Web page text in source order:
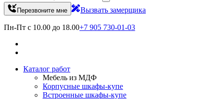
Перезвоните мне Вызвать замерщика
Пн-Пт с 10.00 до 18.00+7 905 730-01-03
Каталог работ
Мебель из МДФ
Корпусные шкафы-купе
Встроенные шкафы-купе